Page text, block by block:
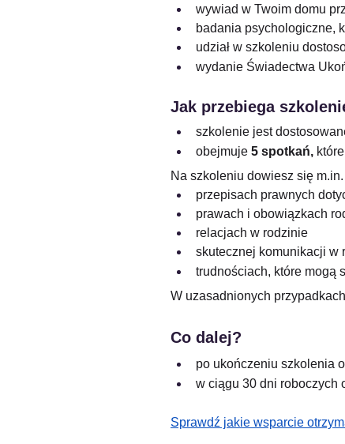
wywiad w Twoim domu
badania psychologiczne,
udział w szkoleniu
wydanie Świadectwa
Jak przebiega
szkolenie jest
obejmuje 5 spotkań,
Na szkoleniu dowiesz się m.in
przepisach prawnych
prawach i obowiązkach
relacjach w rodzinie
skutecznej komunikacji w
trudnościach, które mogą
W uzasadnionych
Co dalej?
po ukończeniu szkolenia
w ciągu 30 dni roboczych
Sprawdź jakie wsparcie